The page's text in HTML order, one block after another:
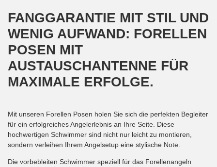
FANGGARANTIE MIT STIL UND
WENIG AUFWAND: FORELLEN
POSEN MIT
AUSTAUSCHANTENNE FÜR
MAXIMALE ERFOLGE.
Mit unseren Forellen Posen holen Sie sich die perfekten Begleiter
für ein erfolgreiches Angelerlebnis an Ihre Seite. Diese
hochwertigen Schwimmer sind nicht nur leicht zu montieren,
sondern verleihen Ihrem Angelsetup eine stylische Note.
Die vorbebleiten Schwimmer speziell für das Forellenangeln